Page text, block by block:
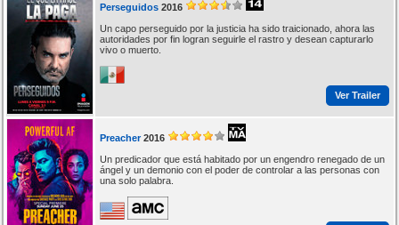
Perseguidos 2016
Un capo perseguido por la justicia ha sido traicionado, ahora las
autoridades por fin logran seguirle el rastro y desean capturarlo
vivo o muerto.
Ver Trailer
Preacher 2016
Un predicador que está habitado por un engendro renegado de un
ángel y un demonio con el poder de controlar a las personas con
una solo palabra.